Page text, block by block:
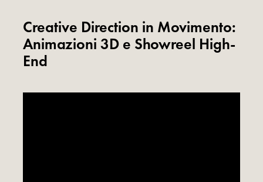
Creative Direction in Movimento:
Animazioni 3D e Showreel High-
End